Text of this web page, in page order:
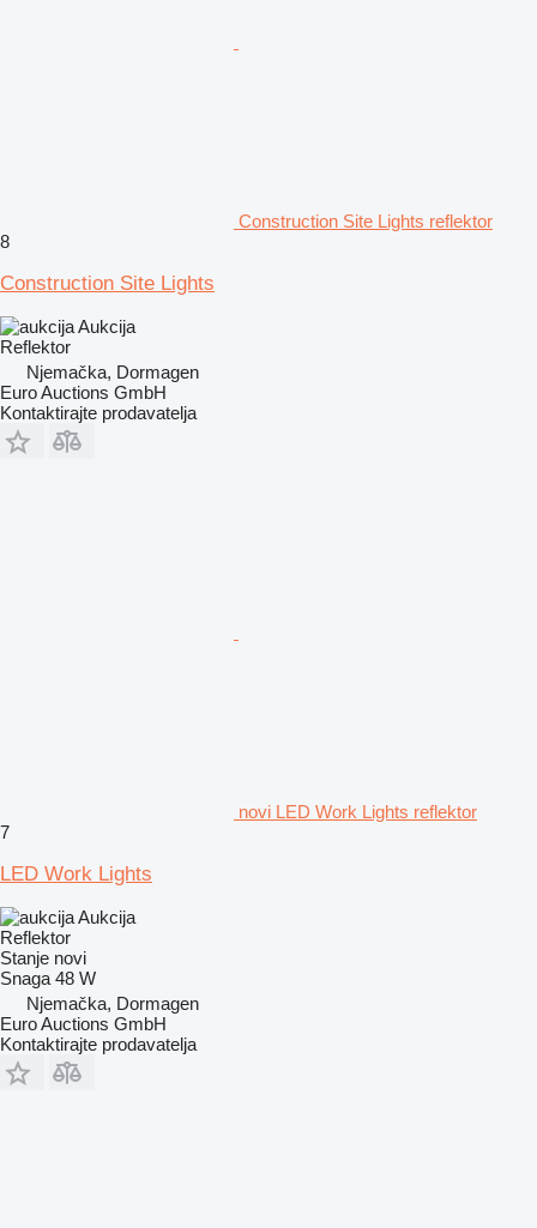
Construction Site Lights reflektor
8
Construction Site Lights
Aukcija
Reflektor
Njemačka, Dormagen
Euro Auctions GmbH
Kontaktirajte prodavatelja
novi LED Work Lights reflektor
7
LED Work Lights
Aukcija
Reflektor
Stanje novi
Snaga 48 W
Njemačka, Dormagen
Euro Auctions GmbH
Kontaktirajte prodavatelja